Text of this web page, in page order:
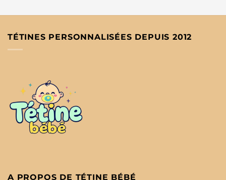
TÉTINES PERSONNALISÉES DEPUIS 2012
A PROPOS DE TÉTINE BÉBÉ